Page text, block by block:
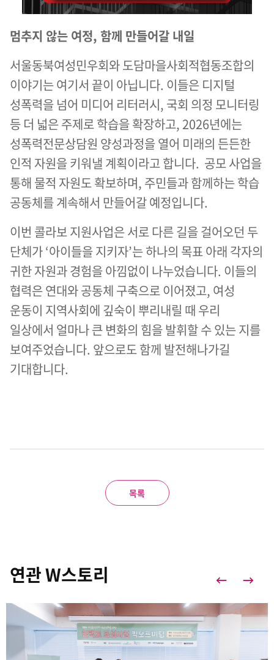
멈추지 않는 여정, 함께 만들어갈 내일
서울동북여성민우회와 도담마을사회적협동조합의
이야기는 여기서 끝이 아닙니다. 이들은 디지털
성폭력을 넘어 미디어 리터러시, 국회 의정 모니터링
등 더 넓은 주제로 학습을 확장하고, 2026년에는
성폭력전문상담원 양성과정을 열어 미래의 든든한
인적 자원을 키워낼 계획이라고 합니다. 공모 사업을
통해 물적 자원도 확보하며, 주민들과 함께하는 학습
공동체를 계속해서 만들어갈 예정입니다.
이번 콜라보 지원사업은 서로 다른 길을 걸어오던 두
단체가 ‘아이들을 지키자’는 하나의 목표 아래 각자의
귀한 자원과 경험을 아낌없이 나누었습니다. 이들의
협력은 연대와 공동체 구축으로 이어졌고, 여성
운동이 지역사회에 깊숙이 뿌리내릴 때 우리
일상에서 얼마나 큰 변화의 힘을 발휘할 수 있는 지를
보여주었습니다. 앞으로도 함께 발전해나가길
기대합니다.
목록
연관 W스토리